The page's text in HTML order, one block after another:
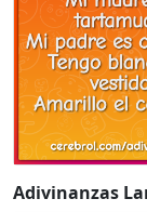
Adivinanzas